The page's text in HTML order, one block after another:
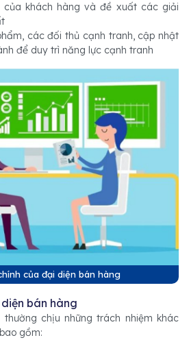
của khách hàng và đề xuất các giải
các đối thủ cạnh tranh, cập nhật
để duy trì năng lực cạnh tranh
của đại diện bán hàng
bán hàng
chịu những trách nhiệm khác
gồm: